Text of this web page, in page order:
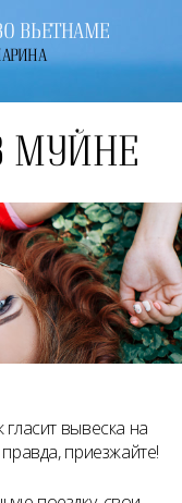
ВЬЕТНАМЕ
МУЙНЕ
вывеска на
приезжайте!